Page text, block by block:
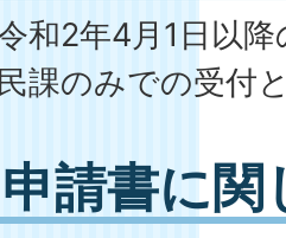
和2年4月1日以
民課のみでの受付
申請書に関